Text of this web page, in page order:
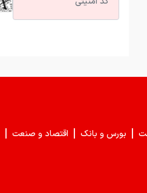
| بورس و بانک | اقتصاد و صنعت |